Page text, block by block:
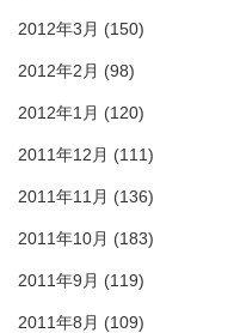
2012年3月 (150)
2012年2月 (98)
2012年1月 (120)
2011年12月 (111)
2011年11月 (136)
2011年10月 (183)
2011年9月 (119)
2011年8月 (109)